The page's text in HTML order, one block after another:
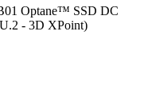
Optane™ SSD DC
- 3D XPoint)